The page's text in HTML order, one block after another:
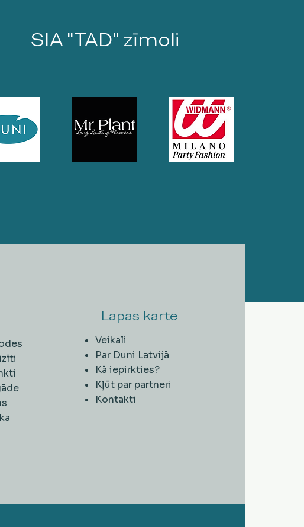
SIA "TAD" zīmoli
Lapas karte
Veikali
Par Duni Latvijā
Kā iepirkties?
Kļūt par partneri
Kontakti